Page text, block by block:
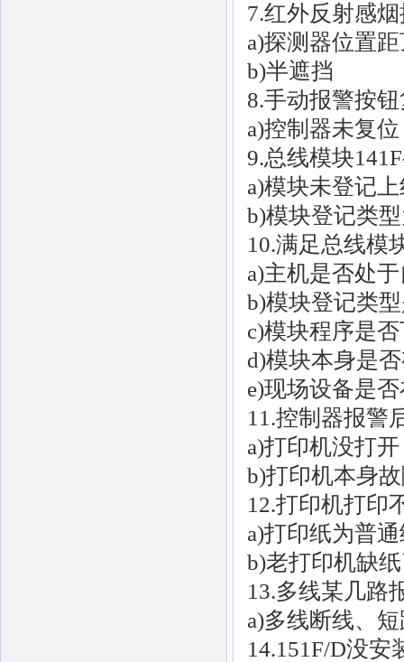
7.红外反射感
a)探测器位置
b)半遮挡
8.手动报警按
a)控制器未复位
9.总线模块
a)模块未登记
b)模块登记类
10.满足总线模
a)主机是否处
b)模块登记类
c)模块程序是
d)模块本身是
e)现场设备是
11.控制器报警
a)打印机没打开
b)打印机本身
12.打印机打印
a)打印纸为普
b)老打印机缺
13.多线某几路
a)多线断线、
14.151F/D没安